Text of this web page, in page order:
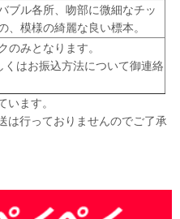
ブル各所、吻部に微細なチッ
、模様の綺麗な良い標本。
のみとなります。
はお振込方法について御連絡
ます。
は行っておりませんのでご了承